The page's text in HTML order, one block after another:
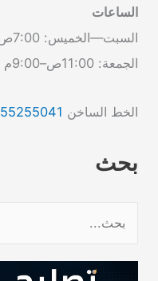
الساعات
السبت—الخميس: 7:00ص–11:30م
الجمعة: 11:00ص–9:00م
الخط الساخن 55255041
بحث